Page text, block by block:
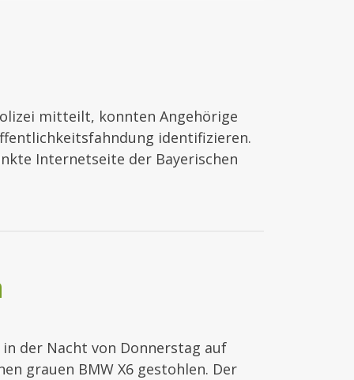
mitteilt, konnten Angehörige
identifizieren.
Internetseite der Bayerischen
der Nacht von Donnerstag auf
grauen BMW X6 gestohlen. Der